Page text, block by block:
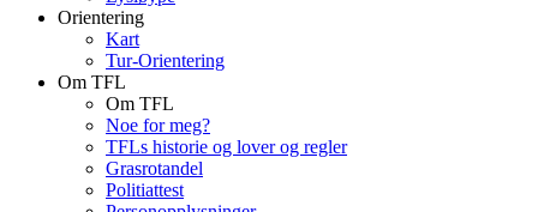
Orientering
Kart
Tur-Orientering
Om TFL
Om TFL
Noe for meg?
TFLs historie og lover og regler
Grasrotandel
Politiattest